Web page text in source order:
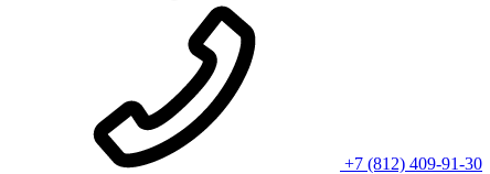
+7 (812) 409-91-30